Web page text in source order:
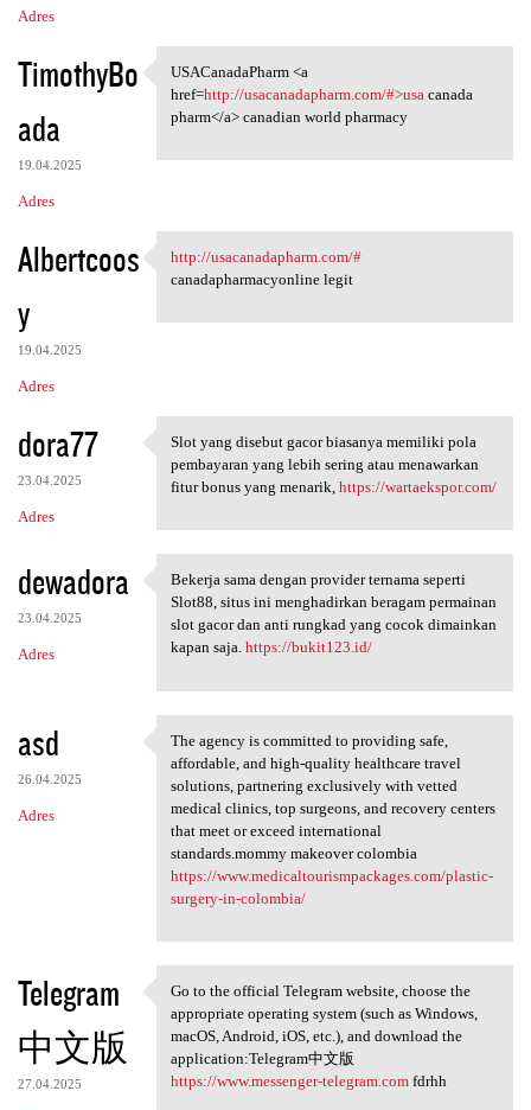
Adres
TimothyBo
ada
19.04.2025
Adres
USACanadaPharm <a href=http:/
USACanadaPharm <a
href=http://usacanadapharm.com/#>usa canada
pharm</a> canadian world pharmacy
Albertcoos
y
19.04.2025
Adres
http://usacanadapharm.com/#
http://usacanadapharm.com/#
canadapharmacyonline legit
dora77
23.04.2025
Adres
Slot yang disebut gacor
Slot yang disebut gacor biasanya memiliki pola
pembayaran yang lebih sering atau menawarkan
fitur bonus yang menarik, https://wartaekspor.com/
dewadora
23.04.2025
Adres
Bekerja sama dengan provider
Bekerja sama dengan provider ternama seperti
Slot88, situs ini menghadirkan beragam permainan
slot gacor dan anti rungkad yang cocok dimainkan
kapan saja. https://bukit123.id/
asd
26.04.2025
Adres
The agency is committed to
The agency is committed to providing safe,
affordable, and high-quality healthcare travel
solutions, partnering exclusively with vetted
medical clinics, top surgeons, and recovery centers
that meet or exceed international
standards.mommy makeover colombia
https://www.medicaltourismpackages.com/plastic-
surgery-in-colombia/
Telegram
中文版
27.04.2025
Go to the official Telegram
Go to the official Telegram website, choose the
appropriate operating system (such as Windows,
macOS, Android, iOS, etc.), and download the
application:Telegram中文版
https://www.messenger-telegram.comfdrhh